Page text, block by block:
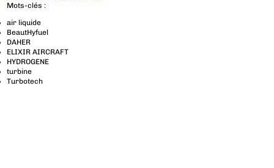
Mots-clés :
air liquide
BeautHyfuel
DAHER
ELIXIR AIRCRAFT
HYDROGENE
turbine
Turbotech